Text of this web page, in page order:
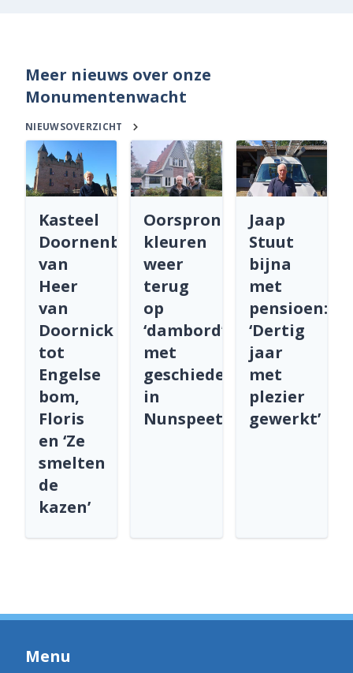
Meer nieuws over onze
Monumentenwacht
NIEUWSOVERZICHT
Kasteel
Doornenburg:
van
Heer
van
Doornick
tot
Engelse
bom,
Floris
en ‘Ze
smelten
de
kazen’
Oorspronkelijke
kleuren
weer
terug
op
‘dambord’
met
geschiedenis
in
Nunspeet
Jaap
Stuut
bijna
met
pensioen:
‘Dertig
jaar
met
plezier
gewerkt’
Menu